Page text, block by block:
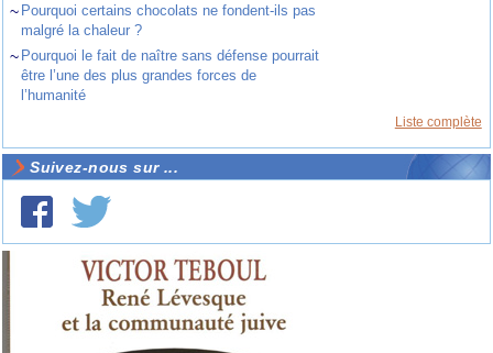
~ Pourquoi certains chocolats ne fondent-ils pas
malgré la chaleur ?
~ Pourquoi le fait de naître sans défense pourrait
être l’une des plus grandes forces de
l’humanité
Liste complète
Suivez-nous sur ...